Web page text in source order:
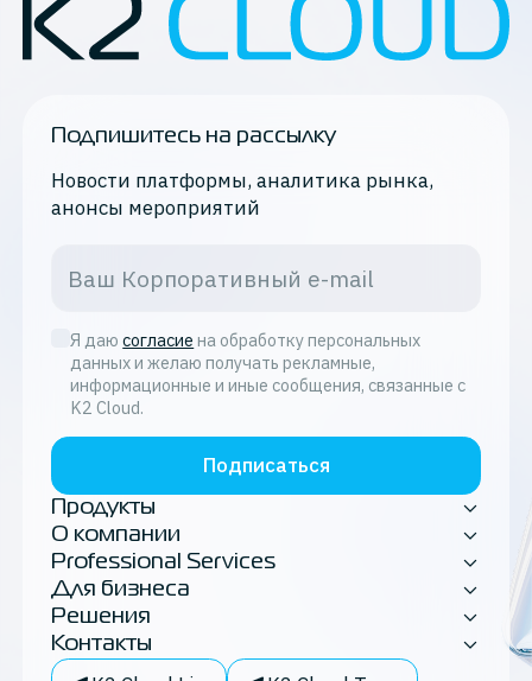
Подпишитесь на рассылку
Новости платформы, аналитика рынка,
анонсы мероприятий
Я даю согласие на обработку персональных
данных и желаю получать рекламные,
информационные и иные сообщения, связанные с
K2 Cloud.
Подписаться
Продукты
О компании
Professional Services
Для бизнеса
Решения
Контакты